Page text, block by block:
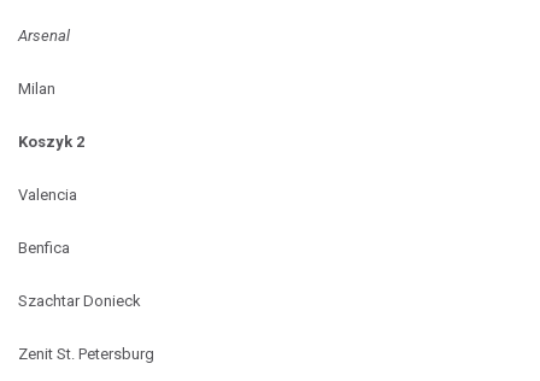
Arsenal
Milan
Koszyk 2
Valencia
Benfica
Szachtar Donieck
Zenit St. Petersburg